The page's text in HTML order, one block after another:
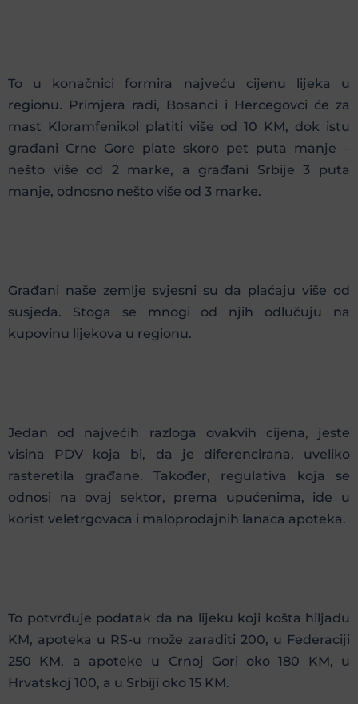
To u konačnici formira najveću cijenu lijeka u
regionu. Primjera radi, Bosanci i Hercegovci će za
mast Kloramfenikol platiti više od 10 KM, dok istu
građani Crne Gore plate skoro pet puta manje –
nešto više od 2 marke, a građani Srbije 3 puta
manje, odnosno nešto više od 3 marke.
Građani naše zemlje svjesni su da plaćaju više od
susjeda. Stoga se mnogi od njih odlučuju na
kupovinu lijekova u regionu.
Jedan od najvećih razloga ovakvih cijena, jeste
visina PDV koja bi, da je diferencirana, uveliko
rasteretila građane. Također, regulativa koja se
odnosi na ovaj sektor, prema upućenima, ide u
korist veletrgovaca i maloprodajnih lanaca apoteka.
To potvrđuje podatak da na lijeku koji košta hiljadu
KM, apoteka u RS-u može zaraditi 200, u Federaciji
250 KM, a apoteke u Crnoj Gori oko 180 KM, u
Hrvatskoj 100, a u Srbiji oko 15 KM.